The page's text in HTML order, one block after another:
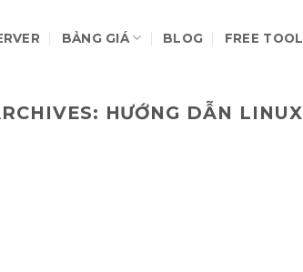
BẢNG GIÁ BLOG FREE TOOL
HƯỚNG DẪN LINUX